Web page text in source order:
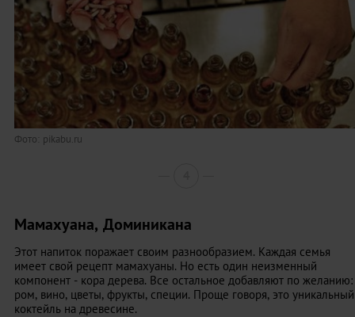
Фото: pikabu.ru
Мамахуана, Доминикана
Этот напиток поражает своим разнообразием. Каждая семья
имеет свой рецепт мамахуаны. Но есть один неизменный
компонент - кора дерева. Все остальное добавляют по желанию:
ром, вино, цветы, фрукты, специи. Проще говоря, это уникальный
коктейль на древесине.